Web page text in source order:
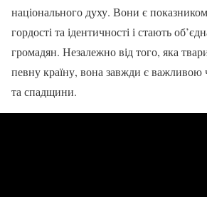
національного духу. Вони є
гордості та ідентичності і стають
громадян. Незалежно від того, яка
певну країну, вона завжди є важливою
та спадщини.